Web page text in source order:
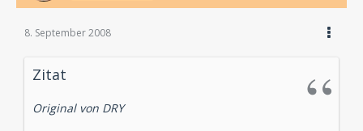
8. September 2008
Zitat
Original von DRY